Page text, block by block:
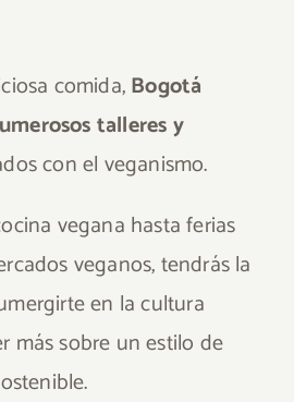
comida,Bogotá
talleres y
con el veganismo.
vegana hasta ferias
veganos, tendrás la
en la cultura
más sobre un estilo de